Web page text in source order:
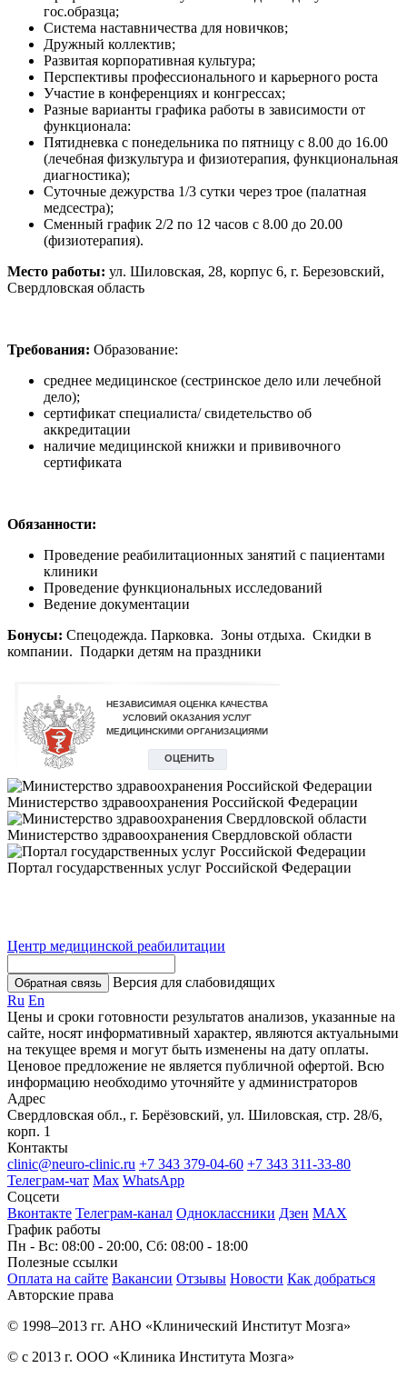
гос.образца;
Система наставничества для новичков;
Дружный коллектив;
Развитая корпоративная культура;
Перспективы профессионального и карьерного роста
Участие в конференциях и конгрессах;
Разные варианты графика работы в зависимости от
функционала:
Пятидневка с понедельника по пятницу с 8.00 до 16.00
(лечебная физкультура и физиотерапия, функциональная
диагностика);
Суточные дежурства 1/3 сутки через трое (палатная
медсестра);
Сменный график 2/2 по 12 часов с 8.00 до 20.00
(физиотерапия).
Место работы: ул. Шиловская, 28, корпус 6, г. Березовский,
Свердловская область
Требования: Образование:
среднее медицинское (сестринское дело или лечебной
дело);
сертификат специалиста/ свидетельство об
аккредитации
наличие медицинской книжки и прививочного
сертификата
Обязанности:
Проведение реабилитационных занятий с пациентами
клиники
Проведение функциональных исследований
Ведение документации
Бонусы: Спецодежда. Парковка. Зоны отдыха. Скидки в
компании. Подарки детям на праздники
Министерство здравоохранения Российской Федерации
Министерство здравоохранения Свердловской области
Портал государственных услуг Российской Федерации
Центр медицинской реабилитации
Обратная связь
Версия для слабовидящих
Ru En
Цены и сроки готовности результатов анализов, указанные на
сайте, носят информативный характер, являются актуальными
на текущее время и могут быть изменены на дату оплаты.
Ценовое предложение не является публичной офертой. Всю
информацию необходимо уточняйте у администраторов
Адрес
Свердловская обл., г. Берёзовский, ул. Шиловская, стр. 28/6,
корп. 1
Контакты
clinic@neuro-clinic.ru +7 343 379-04-60 +7 343 311-33-80
Телеграм-чат Max WhatsApp
Соцсети
Вконтакте Телеграм-канал Одноклассники Дзен МАХ
График работы
Пн - Вс: 08:00 - 20:00, Сб: 08:00 - 18:00
Полезные ссылки
Оплата на сайте Вакансии Отзывы Новости Как добраться
Авторские права
© 1998–2013 гг. АНО «Клинический Институт Мозга»
© с 2013 г. ООО «Клиника Института Мозга»